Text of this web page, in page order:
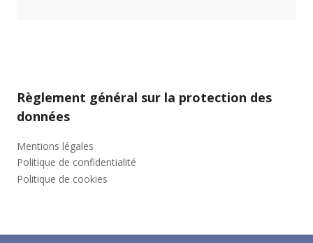
Règlement général sur la protection des
données
Mentions légales
Politique de confidentialité
Politique de cookies